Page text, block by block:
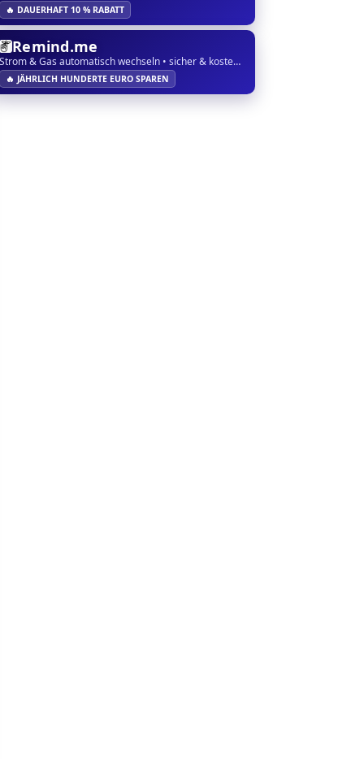
🔥 DAUERHAFT 10 % RABATT
Remind.me
Strom & Gas automatisch wechseln • sicher & kostenlos
🔥 JÄHRLICH HUNDERTE EURO SPAREN